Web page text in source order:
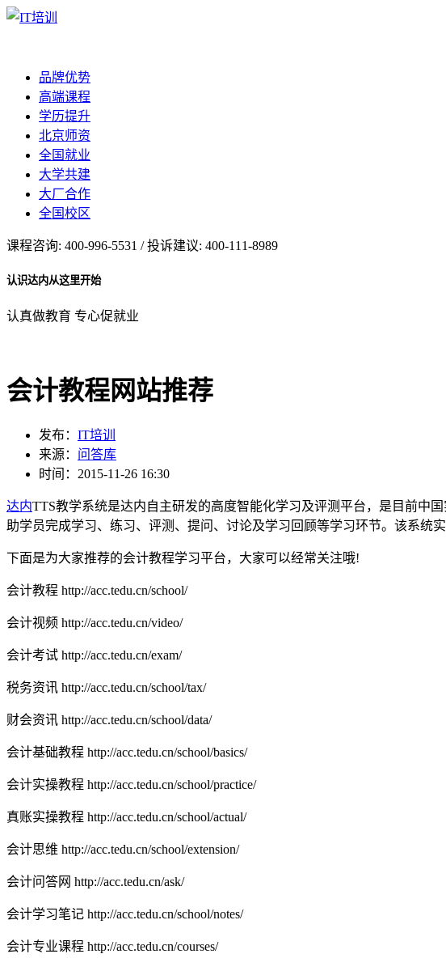
品牌优势
高端课程
学历提升
北京师资
全国就业
大学共建
大厂合作
全国校区
课程咨询: 400-996-5531 / 投诉建议: 400-111-8989
认识达内从这里开始
认真做教育 专心促就业
会计教程网站推荐
发布： IT培训
来源： 问答库
时间：2015-11-26 16:30
达内TTS教学系统是达内自主研发的高度智能化学习及评测平台，是目前中
助学员完成学习、练习、评测、提问、讨论及学习回顾等学习环节。该系统
下面是为大家推荐的会计教程学习平台，大家可以经常关注哦!
会计教程 http://acc.tedu.cn/school/
会计视频 http://acc.tedu.cn/video/
会计考试 http://acc.tedu.cn/exam/
税务资讯 http://acc.tedu.cn/school/tax/
财会资讯 http://acc.tedu.cn/school/data/
会计基础教程 http://acc.tedu.cn/school/basics/
会计实操教程 http://acc.tedu.cn/school/practice/
真账实操教程 http://acc.tedu.cn/school/actual/
会计思维 http://acc.tedu.cn/school/extension/
会计问答网 http://acc.tedu.cn/ask/
会计学习笔记 http://acc.tedu.cn/school/notes/
会计专业课程 http://acc.tedu.cn/courses/